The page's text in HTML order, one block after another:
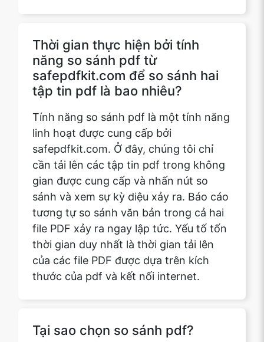
tập tin pdf là bao nhiêu?
Tính năng so sánh pdf là một tính năng
linh hoạt được cung cấp bởi
safepdfkit.com. Ở đây, chúng tôi chỉ
cần tải lên các tập tin pdf trong không
gian được cung cấp và nhấn nút so
sánh và xem sự kỳ diệu xảy ra. Báo cáo
tương tự so sánh văn bản trong cả hai
file PDF xảy ra ngay lập tức. Yếu tố tốn
thời gian duy nhất là thời gian tải lên
của các file PDF được dựa trên kích
thước của pdf và kết nối internet.
Tại sao chọn so sánh pdf?
bảo rằng tất cả dữ liệu của bạn hoàn